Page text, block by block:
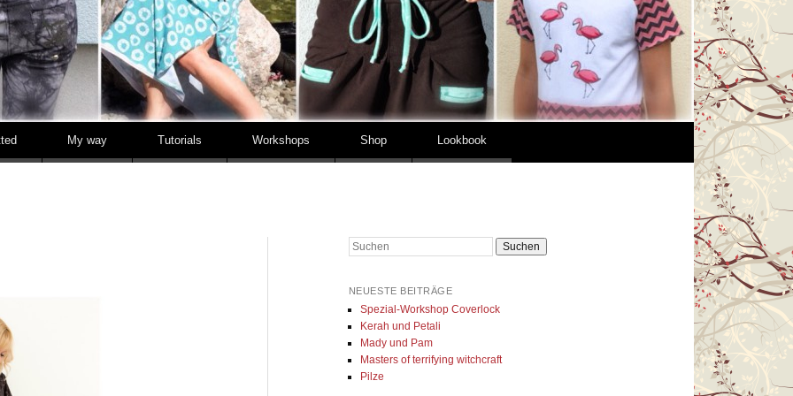
My way Tutorials Workshops Shop Lookbook
Suchen
NEUESTE BEITRÄGE
Spezial-Workshop Coverlock
Kerah und Petali
Mady und Pam
Masters of terrifying witchcraft
Pilze